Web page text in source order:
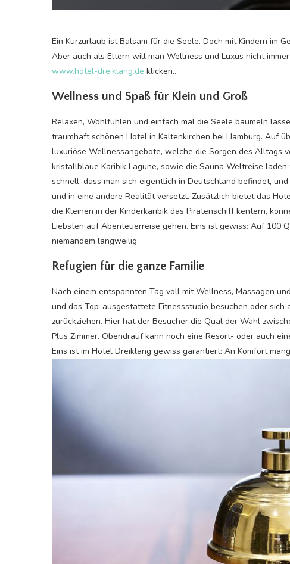
Ein Kurzurlaub ist Balsam für die Seele. Doch mit Kindern im
Aber auch als Eltern will man Wellness und Luxus nicht
www.hotel-dreiklang.de klicken…
Wellness und Spaß für Klein und Groß
Relaxen, Wohlfühlen und einfach mal die Seele baumeln
traumhaft schönen Hotel in Kaltenkirchen bei Hamburg. Auf
luxuriöse Wellnessangebote, welche die Sorgen des Alltags
kristallblaue Karibik Lagune, sowie die Sauna Weltreise
schnell, dass man sich eigentlich in Deutschland befindet,
und in eine andere Realität versetzt. Zusätzlich bietet das
die Kleinen in der Kinderkaribik das Piratenschiff kentern,
Liebsten auf Abenteuerreise gehen. Eins ist gewiss: Auf 100
niemandem langweilig.
Refugien für die ganze Familie
Nach einem entspannten Tag voll mit Wellness, Massagen
und das Top-ausgestattete Fitnessstudio besuchen oder
zurückziehen. Hier hat der Besucher die Qual der Wahl
Plus Zimmer. Obendrauf kann noch eine Resort- oder auch
Eins ist im Hotel Dreiklang gewiss garantiert: An Komfort